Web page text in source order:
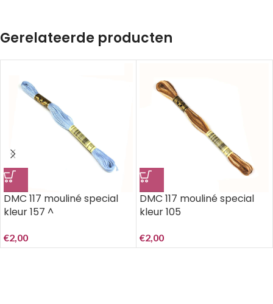
Gerelateerde producten
DMC 117 mouliné special
kleur 157 ^
€2,00
DMC 117 mouliné special
kleur 105
€2,00